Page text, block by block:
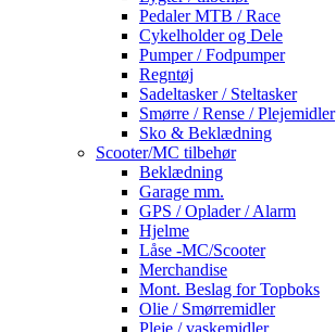
Pedaler MTB / Race
Cykelholder og Dele
Pumper / Fodpumper
Regntøj
Sadeltasker / Steltasker
Smørre / Rense / Plejemidler
Sko & Beklædning
Scooter/MC tilbehør
Beklædning
Garage mm.
GPS / Oplader / Alarm
Hjelme
Låse -MC/Scooter
Merchandise
Mont. Beslag for Topboks
Olie / Smørremidler
Pleje / vaskemidler